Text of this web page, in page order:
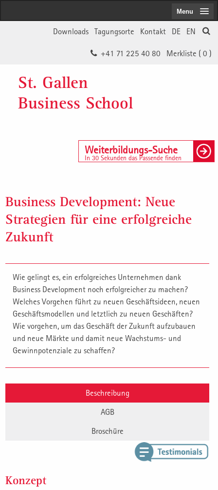
EN
DE
Kontakt
Tagungsorte
Downloads
Merkliste ( 0 )
+41 71 225 40 80
St. Gallen
Business School
Weiterbildungs-Suche
In 30 Sekunden das Passende finden
Menu
Business Development: Neue
Strategien für eine erfolgreiche
Zukunft
Wie gelingt es, ein erfolgreiches Unternehmen dank
Business Development noch erfolgreicher zu machen?
Welches Vorgehen führt zu neuen Geschäftsideen, neuen
Geschäftsmodellen und letztlich zu neuen Geschäften?
Wie vorgehen, um das Geschäft der Zukunft aufzubauen
und neue Märkte und damit neue Wachstums- und
Gewinnpotenziale zu schaffen?
Beschreibung
AGB
Broschüre
Konzept